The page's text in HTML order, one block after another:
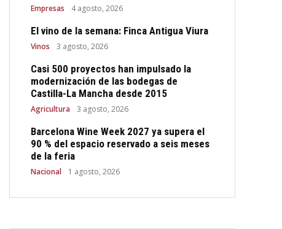
Empresas 4 agosto, 2026
El vino de la semana: Finca Antigua Viura
Vinos 3 agosto, 2026
Casi 500 proyectos han impulsado la
modernización de las bodegas de
Castilla-La Mancha desde 2015
Agricultura 3 agosto, 2026
Barcelona Wine Week 2027 ya supera el
90 % del espacio reservado a seis meses
de la feria
Nacional 1 agosto, 2026